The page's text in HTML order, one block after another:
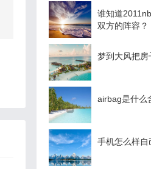
谁知道
双方的阵容？
梦到大风把房
airbag是什么
手机怎么样自